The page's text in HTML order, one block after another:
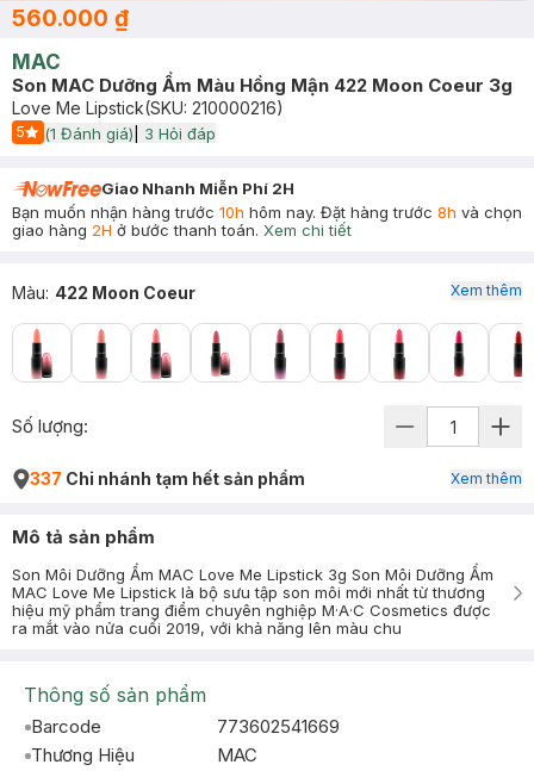
560.000 ₫
MAC
Son MAC Dưỡng Ẩm Màu Hồng Mận 422 Moon Coeur 3g
Love Me Lipstick(SKU: 210000216)
5
Start Icon
(1 Đánh giá) 3 Hỏi đáp
Giao Nhanh Miễn Phí 2H
Bạn muốn nhận hàng trước 10h hôm nay. Đặt hàng trước 8h và chọn
giao hàng 2H ở bước thanh toán. Xem chi tiết
Màu: 422 Moon Coeur Xem thêm
Số lượng:
337 Chi nhánh tạm hết sản phẩm Xem thêm
Mô tả sản phẩm
Son Môi Dưỡng Ẩm MAC Love Me Lipstick 3g Son Môi Dưỡng Ẩm
MAC Love Me Lipstick là bộ sưu tập son môi mới nhất từ thương
hiệu mỹ phẩm trang điểm chuyên nghiệp M·A·C Cosmetics được
ra mắt vào nửa cuối 2019, với khả năng lên màu chu
Thông số sản phẩm
Barcode
773602541669
Thương Hiệu
MAC